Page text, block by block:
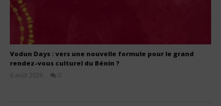
Vodun Days : vers une nouvelle formule pour le grand
rendez-vous culturel du Bénin ?
6 août 2026
0